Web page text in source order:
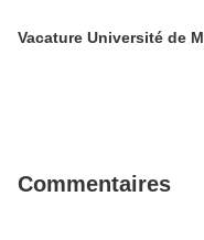
Vacature Université de
Commentaires